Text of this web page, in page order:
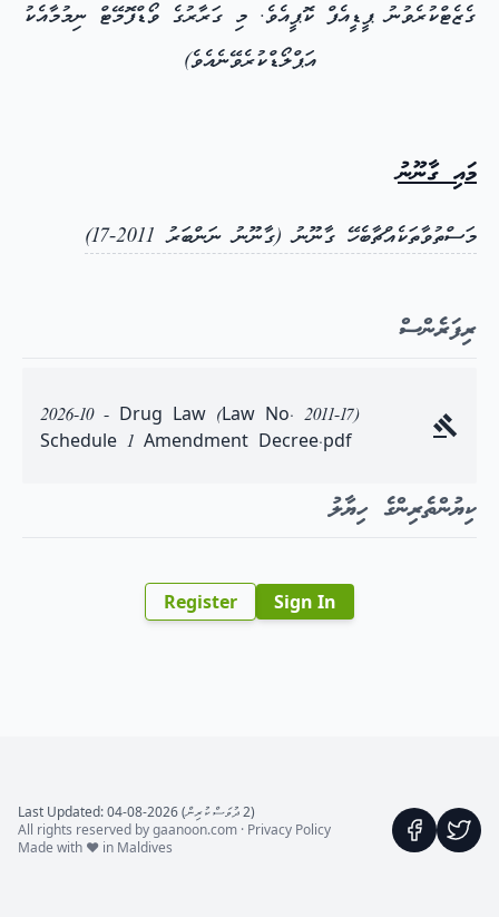
ގެޒެޓްކުރެވުނު ޕީޑީއެފް ކޮޕީއެވެ. މި ގަރާރުގެ ވޯޑްފޮމޭޓް ނިމުމާއެކު
އަޕްލޯޑްކުރެވޭނެއެވެ)
މައި ގާނޫނު
މަސްތުވާތަކެއްޗާބެހޭ ގާނޫނު (ގާނޫނު ނަންބަރު 2011-17)
ރިފަރެންސް
2026-10 - Drug Law (Law No. 2011-17)
Schedule 1 Amendment Decree.pdf
ކިޔުންތެރިންގެ ހިޔާލު
Sign In
Register
(2 ދުވަސް ކުރިން) Last Updated: 04-08-2026
All rights reserved by gaanoon.com · Privacy Policy
Made with ♥ in Maldives